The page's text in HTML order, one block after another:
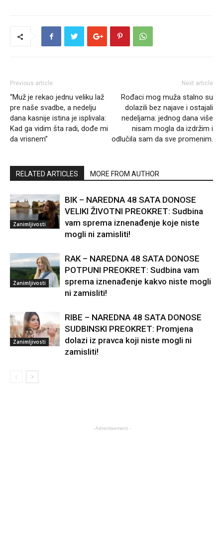
Previous article
“Muž je rekao jednu veliku laž
pre naše svadbe, a nedelju
dana kasnije istina je isplivala:
Kad ga vidim šta radi, dođe mi
da vrisnem”
Next article
Rođaci mog muža stalno su
dolazili bez najave i ostajali
nedeljama: jednog dana više
nisam mogla da izdržim i
odlučila sam da sve promenim.
RELATED ARTICLES MORE FROM AUTHOR
Zanimljivosti
BIK – NAREDNA 48 SATA DONOSE
VELIKI ŽIVOTNI PREOKRET: Sudbina
vam sprema iznenađenje koje niste
mogli ni zamisliti!
Zanimljivosti
RAK – NAREDNA 48 SATA DONOSE
POTPUNI PREOKRET: Sudbina vam
sprema iznenađenje kakvo niste mogli
ni zamisliti!
Zanimljivosti
RIBE – NAREDNA 48 SATA DONOSE
SUDBINSKI PREOKRET: Promjena
dolazi iz pravca koji niste mogli ni
zamisliti!
- Advertisement -